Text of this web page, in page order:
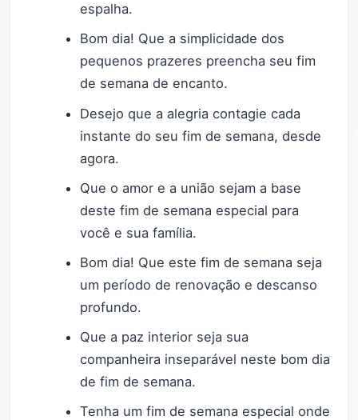
espalha.
Bom dia! Que a simplicidade dos
pequenos prazeres preencha seu fim
de semana de encanto.
Desejo que a alegria contagie cada
instante do seu fim de semana, desde
agora.
Que o amor e a união sejam a base
deste fim de semana especial para
você e sua família.
Bom dia! Que este fim de semana seja
um período de renovação e descanso
profundo.
Que a paz interior seja sua
companheira inseparável neste bom dia
de fim de semana.
Tenha um fim de semana especial onde